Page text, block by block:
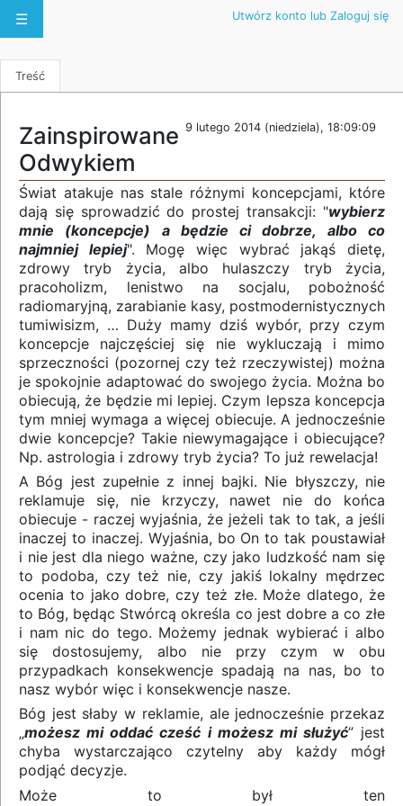
☰ Utwórz konto lub Zaloguj się
Treść
9 lutego 2014 (niedziela), 18:09:09
Zainspirowane
Odwykiem
Świat atakuje nas stale różnymi koncepcjami, które
dają się sprowadzić do prostej transakcji: "wybierz
mnie (koncepcje) a będzie ci dobrze, albo co
najmniej lepiej". Mogę więc wybrać jakąś dietę,
zdrowy tryb życia, albo hulaszczy tryb życia,
pracoholizm, lenistwo na socjalu, pobożność
radiomaryjną, zarabianie kasy, postmodernistycznych
tumiwisizm, … Duży mamy dziś wybór, przy czym
koncepcje najczęściej się nie wykluczają i mimo
sprzeczności (pozornej czy też rzeczywistej) można
je spokojnie adaptować do swojego życia. Można bo
obiecują, że będzie mi lepiej. Czym lepsza koncepcja
tym mniej wymaga a więcej obiecuje. A jednocześnie
dwie koncepcje? Takie niewymagające i obiecujące?
Np. astrologia i zdrowy tryb życia? To już rewelacja!
A Bóg jest zupełnie z innej bajki. Nie błyszczy, nie
reklamuje się, nie krzyczy, nawet nie do końca
obiecuje - raczej wyjaśnia, że jeżeli tak to tak, a jeśli
inaczej to inaczej. Wyjaśnia, bo On to tak poustawiał
i nie jest dla niego ważne, czy jako ludzkość nam się
to podoba, czy też nie, czy jakiś lokalny mędrzec
ocenia to jako dobre, czy też złe. Może dlatego, że
to Bóg, będąc Stwórcą określa co jest dobre a co złe
i nam nic do tego. Możemy jednak wybierać i albo
się dostosujemy, albo nie przy czym w obu
przypadkach konsekwencje spadają na nas, bo to
nasz wybór więc i konsekwencje nasze.
Bóg jest słaby w reklamie, ale jednocześnie przekaz
„możesz mi oddać cześć i możesz mi służyć” jest
chyba wystarczająco czytelny aby każdy mógł
podjąć decyzje.
Może to był ten